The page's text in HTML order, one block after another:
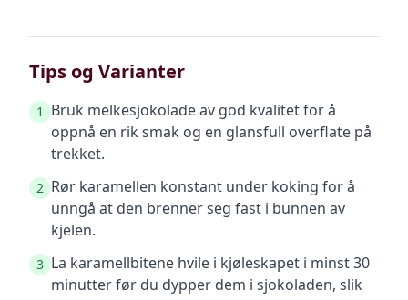
Tips og Varianter
1
Bruk melkesjokolade av god kvalitet for å
oppnå en rik smak og en glansfull overflate på
trekket.
2 Rør karamellen konstant under koking for å
unngå at den brenner seg fast i bunnen av
kjelen.
3 La karamellbitene hvile i kjøleskapet i minst 30
minutter før du dypper dem i sjokoladen, slik